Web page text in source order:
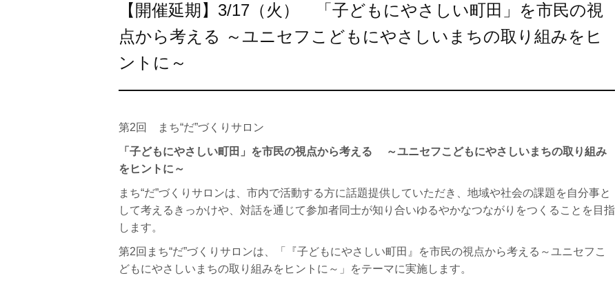
【開催延期】3/17（火） 「子どもにやさしい町田」を市民の視
点から考える ～ユニセフこどもにやさしいまちの取り組みをヒ
ントに～
第2回 まち“だ”づくりサロン
「子どもにやさしい町田」を市民の視点から考える ～ユニセフこどもにやさしいまちの取り組み
をヒントに～
まち“だ”づくりサロンは、市内で活動する方に話題提供していただき、地域や社会の課題を自分事と
して考えるきっかけや、対話を通じて参加者同士が知り合いゆるやかなつながりをつくることを目指
します。
第2回まち“だ”づくりサロンは、
「『子どもにやさしい町田』を市民の視点から考える～ユニセフこ
どもにやさしいまちの取り組みをヒントに～」をテーマに実施します。